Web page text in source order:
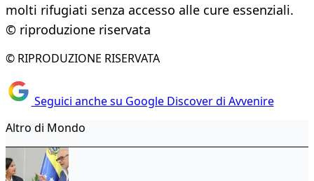
molti rifugiati senza accesso alle cure essenziali.
© riproduzione riservata
© RIPRODUZIONE RISERVATA
Seguici anche su Google Discover di Avvenire
Altro di Mondo